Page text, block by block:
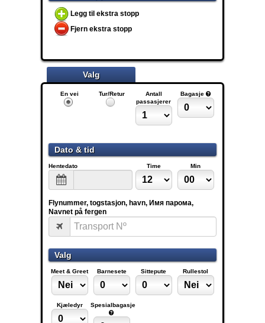
Legg til ekstra stopp
Fjern ekstra stopp
Valg
En vei Tur/Retur
Antall
passasjerer
Bagasje
Dato & tid
Hentedato Time Min
Flynummer, togstasjon, havn, Имя парома,
Navnet på fergen
Valg
Meet & Greet Barnesete Sittepute Rullestol
Kjæledyr Spesialbagasje